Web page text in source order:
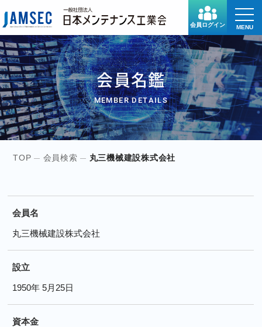
会員ログイン
toggle
MENU
会員名鑑
MEMBER DETAILS
TOP 会員検索 丸三機械建設株式会社
会員名
丸三機械建設株式会社
設立
1950年 5月25日
資本金